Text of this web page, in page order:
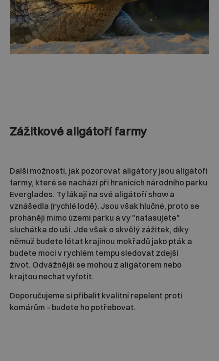
Zážitkové aligátoří farmy
Další možností, jak pozorovat aligátory jsou aligátoří
farmy, které se nachází při hranicích národního parku
Everglades. Ty lákají na své aligátoří show a
vznášedla (rychlé lodě). Jsou však hlučné, proto se
prohánějí mimo území parku a vy "nafasujete"
sluchátka do uší. Jde však o skvělý zážitek, díky
němuž budete létat krajinou mokřadů jako pták a
budete moci v rychlém tempu sledovat zdejší
život. Odvážnější se mohou z aligátorem nebo
krajtou nechat vyfotit.
Doporučujeme si přibalit kvalitní repelent proti
komárům – budete ho potřebovat.